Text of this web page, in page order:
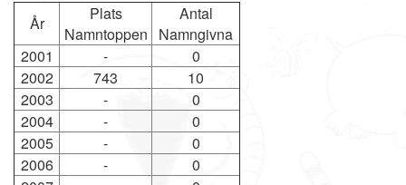
År
Plats
Namntoppen
Antal
Namngivna
2001
-
0
2002
743
10
2003
-
0
2004
-
0
2005
-
0
2006
-
0